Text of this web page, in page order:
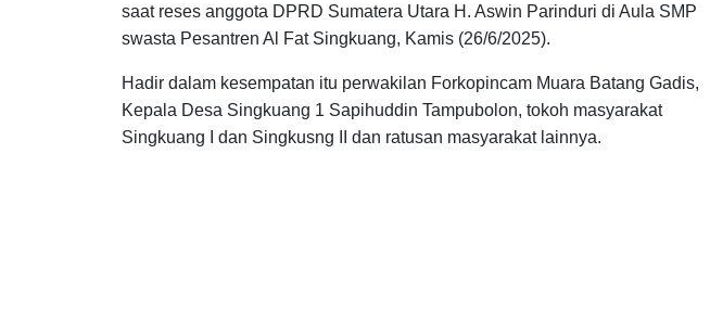
saat reses anggota DPRD Sumatera Utara H. Aswin Parinduri di Aula SMP
swasta Pesantren Al Fat Singkuang, Kamis (26/6/2025).
Hadir dalam kesempatan itu perwakilan Forkopincam Muara Batang Gadis,
Kepala Desa Singkuang 1 Sapihuddin Tampubolon, tokoh masyarakat
Singkuang I dan Singkusng II dan ratusan masyarakat lainnya.